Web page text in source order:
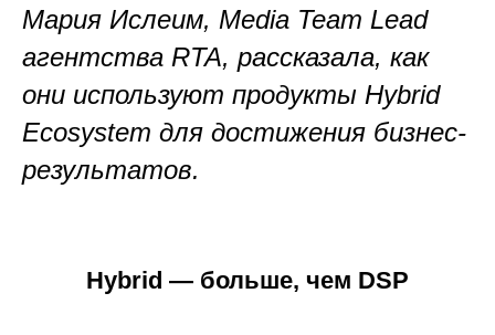
Мария Ислеим, Media Team Lead
агентства RTA, рассказала, как
они используют продукты Hybrid
Ecosystem для достижения бизнес-
результатов.
Hybrid — больше, чем DSP